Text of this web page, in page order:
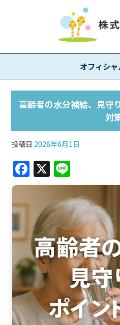
オフィシ
高齢者の水分補給、見守
対
投稿日 2026年6月1日
F
a
e
b
o
o
k
X
n
e